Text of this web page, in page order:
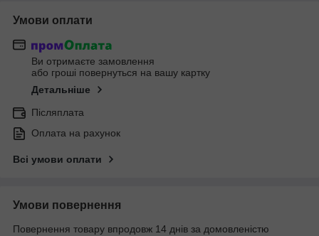
Умови оплати
Ви отримаєте замовлення
або гроші повернуться на вашу картку
Детальніше
Післяплата
Оплата на рахунок
Всі умови оплати
Умови повернення
Повернення товару впродовж 14 днів за домовленістю